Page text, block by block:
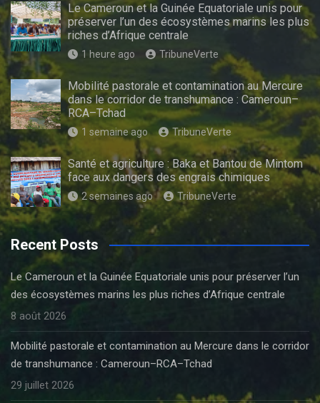
Le Cameroun et la Guinée Equatoriale unis pour
préserver l’un des écosystèmes marins les plus
riches d’Afrique centrale
1 heure ago TribuneVerte
Mobilité pastorale et contamination au Mercure
dans le corridor de transhumance : Cameroun–
RCA–Tchad
1 semaine ago TribuneVerte
Santé et agriculture : Baka et Bantou de Mintom
face aux dangers des engrais chimiques
2 semaines ago TribuneVerte
Recent Posts
Le Cameroun et la Guinée Equatoriale unis pour préserver l’un
des écosystèmes marins les plus riches d’Afrique centrale
8 août 2026
Mobilité pastorale et contamination au Mercure dans le corridor
de transhumance : Cameroun–RCA–Tchad
29 juillet 2026